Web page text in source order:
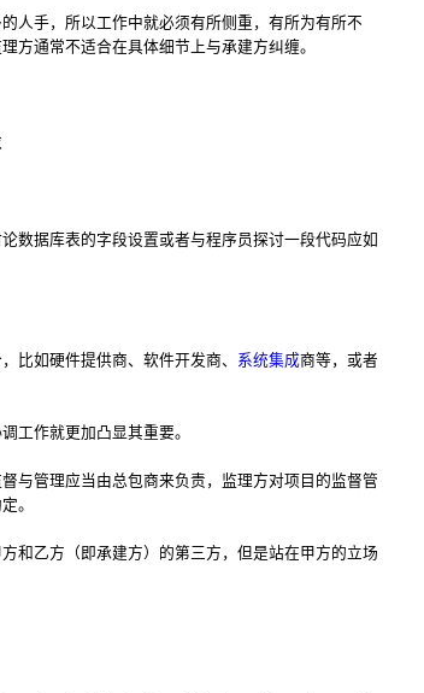
人手，所以工作中就必须有所侧重，有所为有所不
方通常不适合在具体细节上与承建方纠缠。
论数据库表的字段设置或者与程序员探讨一段代码应如
比如硬件提供商、软件开发商、 系统集成商等，或者
工作就更加凸显其重要。
与管理应当由总包商来负责，监理方对项目的监督管
。
和乙方（即承建方）的第三方，但是站在甲方的立场